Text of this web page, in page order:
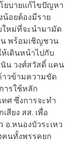
ยบายแก้ไขปัญหา
อยต้องมีราย
ใหม่ที่จะนำมามัด
น พร้อมเชิญชวน
เดินหน้าไปกับ
น วงศ์สวัสดิ์ แคน
าวข้ามความขัด
ารใช้หลัก
ศ ซึ่งการจะทำ
สียง สส. เพื่อ
อ.หนองบัวระเหว
คนทั้งพรรคยก